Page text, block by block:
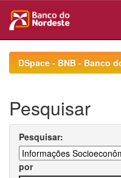
navigationDSpace - BNB - Banco
Pesquisar
Pesquisar:
por